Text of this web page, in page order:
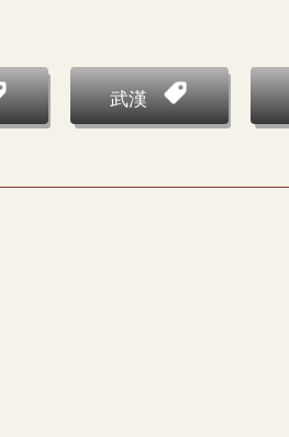
武漢